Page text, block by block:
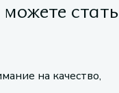
стать
на качество,